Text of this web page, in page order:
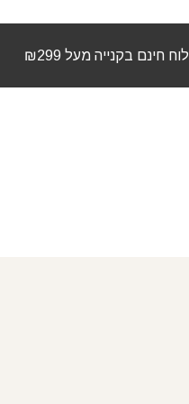
בקנייה מעל ₪299